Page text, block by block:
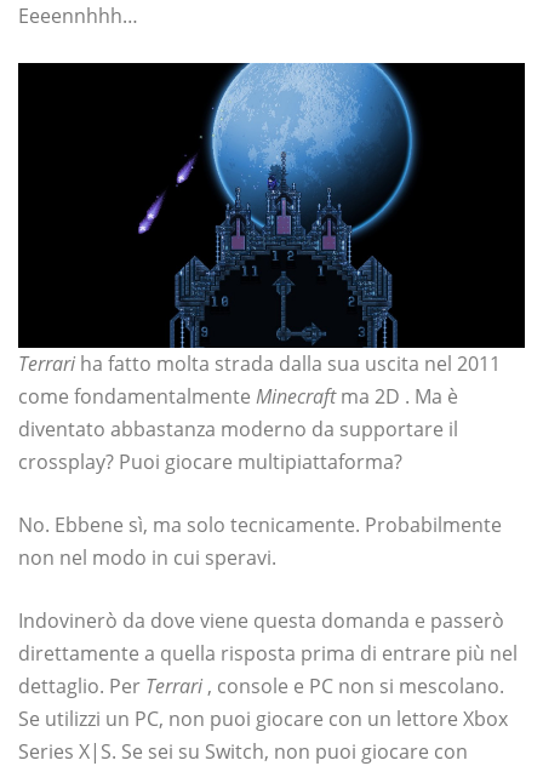
Eeeennhhh…
Terrari ha fatto molta strada dalla sua uscita nel 2011
come fondamentalmente Minecraftma 2D . Ma è
diventato abbastanza moderno da supportare il
crossplay? Puoi giocare multipiattaforma?
No. Ebbene sì, ma solo tecnicamente. Probabilmente
non nel modo in cui speravi.
Indovinerò da dove viene questa domanda e passerò
direttamente a quella risposta prima di entrare più nel
dettaglio. Per Terrari , console e PC non si mescolano.
Se utilizzi un PC, non puoi giocare con un lettore Xbox
Series X|S. Se sei su Switch, non puoi giocare con